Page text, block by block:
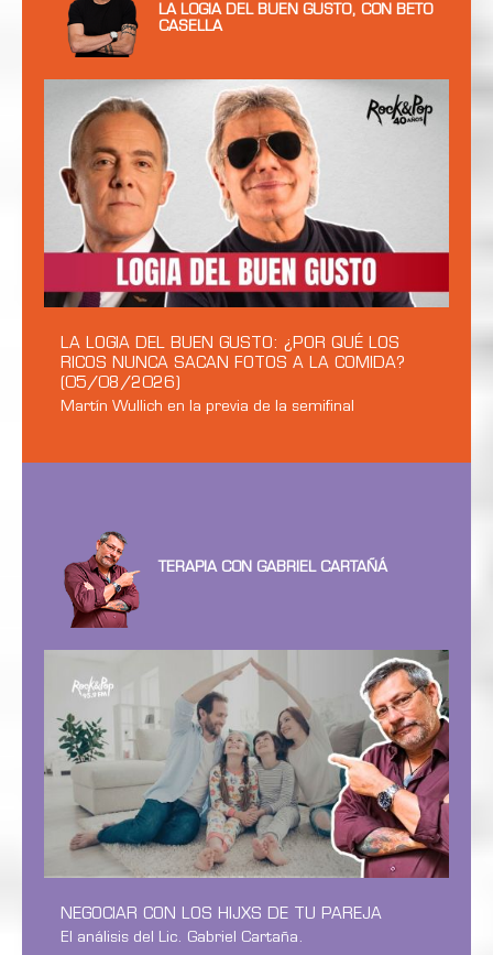
LA LOGIA DEL BUEN GUSTO, CON BETO
CASELLA
LA LOGIA DEL BUEN GUSTO: ¿POR QUÉ LOS
RICOS NUNCA SACAN FOTOS A LA COMIDA?
(05/08/2026)
Martín Wullich en la previa de la semifinal
TERAPIA CON GABRIEL CARTAÑÁ
NEGOCIAR CON LOS HIJXS DE TU PAREJA
El análisis del Lic. Gabriel Cartaña.